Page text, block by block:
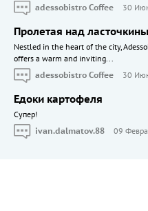
adessobistro Coffee
30
Пролетая над
Nestled in the heart of the city,
offers a warm and inviting...
adessobistro Coffee
30
Едоки картофеля
Cупер!
ivan.dalmatov.88
09